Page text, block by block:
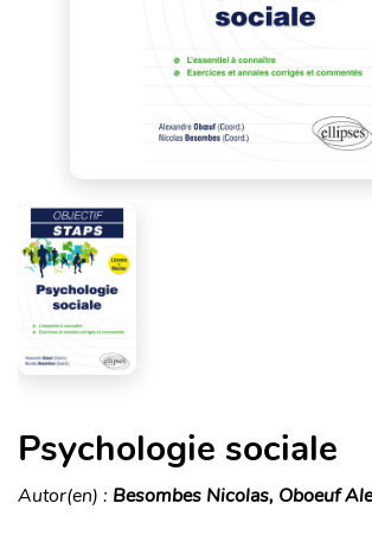
Psychologie sociale
Autor(en) : Besombes Nicolas, Oboeuf